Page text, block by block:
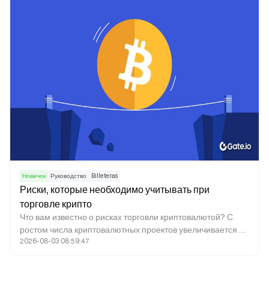
Новичок Руководство Billeteras
Риски, которые необходимо учитывать при
торговле крипто
Что вам известно о рисках торговли криптовалютой? С
ростом числа криптовалютных проектов увеличивается и
количество рисков. Среди них — распространённые
2026-08-03 08:59:47